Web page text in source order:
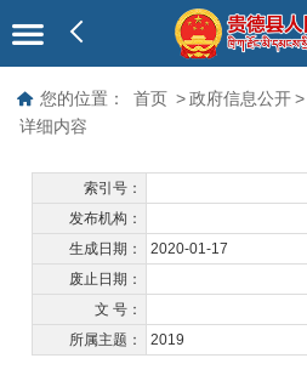
您的位置： 首页 > 政府信息公开 >
详细内容
索引号：
发布机构：
生成日期：
2020-01-17
废止日期：
文 号：
所属主题：
2019